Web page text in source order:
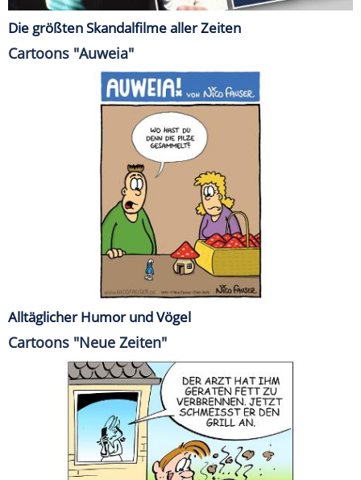
Die größten Skandalfilme aller Zeiten
Cartoons "Auweia"
Alltäglicher Humor und Vögel
Cartoons "Neue Zeiten"